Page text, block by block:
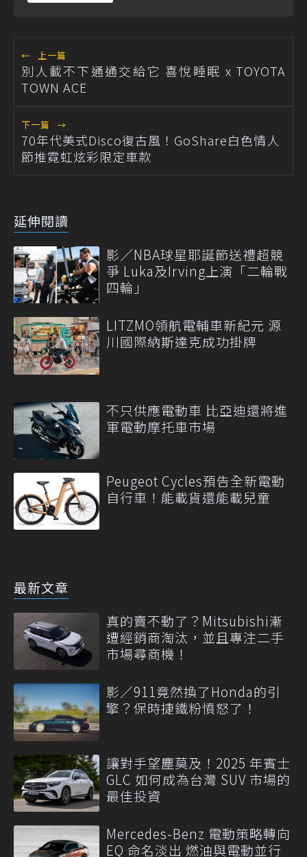
← 上一篇
別人載不下通通交給它 喜悅睡眠 x TOYOTA
TOWN ACE
下一篇 →
70年代美式Disco復古風！GoShare白色情人
節推霓虹炫彩限定車款
延伸閱讀
影／NBA球星耶誕節送禮超競
爭 Luka及Irving上演「二輪戰
四輪」
LITZMO領航電輔車新紀元 源
川國際納斯達克成功掛牌
不只供應電動車 比亞迪還將進
軍電動摩托車市場
Peugeot Cycles預告全新電動
自行車！能載貨還能載兒童
最新文章
真的賣不動了？Mitsubishi漸
遭經銷商淘汰，並且專注二手
市場尋商機！
影／911竟然換了Honda的引
擎？保時捷鐵粉憤怒了！
讓對手望塵莫及！2025 年賓士
GLC 如何成為台灣 SUV 市場的
最佳投資
Mercedes-Benz 電動策略轉向
EQ 命名淡出 燃油與電動並行